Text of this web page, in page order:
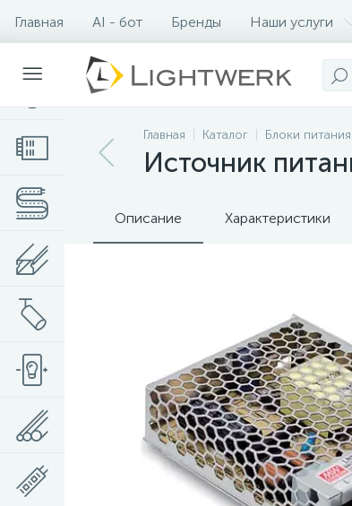
Главная AI - бот Бренды Наши услуги
Контакты
Главная Каталог Блоки питания
Источник
Описание Характеристики